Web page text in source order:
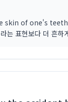
skin of one's teeth'
는 표현보다 더 흔하